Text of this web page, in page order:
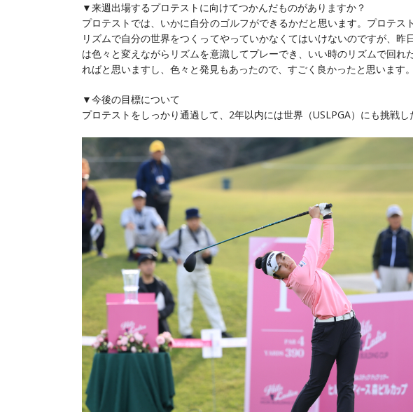
▼来週出場するプロテストに向けてつかんだものがありますか？
プロテストでは、いかに自分のゴルフができるかだと思います。プロテ
リズムで自分の世界をつくってやっていかなくてはいけないのですが、昨
は色々と変えながらリズムを意識してプレーでき、いい時のリズムで回れ
ればと思いますし、色々と発見もあったので、すごく良かったと思います。
▼今後の目標について
プロテストをしっかり通過して、2年以内には世界（USLPGA）にも挑戦し